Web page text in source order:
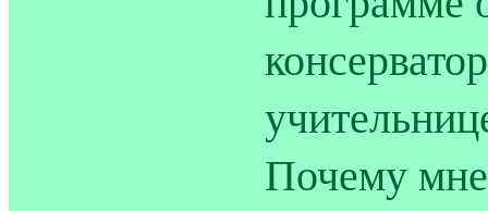
Почему мне